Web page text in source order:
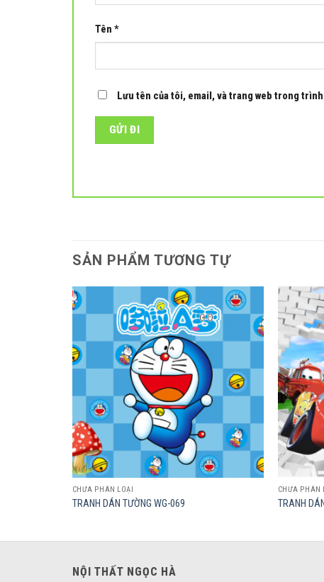
Tên *
Lưu tên của tôi, email, và trang web trong
SẢN PHẨM TƯƠNG TỰ
CHƯA PHÂN LOẠI
TRANH DÁN TƯỜNG WG-069
CHƯA PHÂN
TRANH
NỘI THẤT NGỌC HÀ